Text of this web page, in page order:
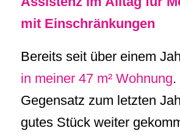
mit Einschränkungen
Bereits seit über einem
in meiner 47 m² Wohnung.
Gegensatz zum letzten
gutes Stück weiter